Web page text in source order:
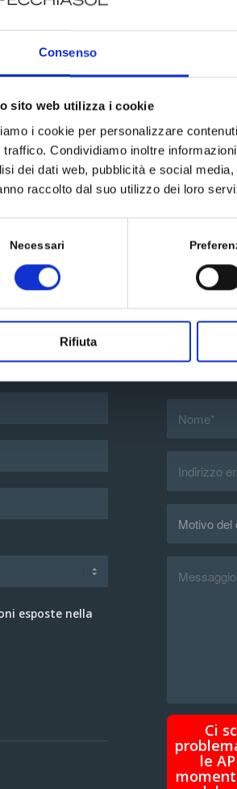
Consenso
sito web utilizza i cookie
i cookie per personalizzare
traffico. Condividiamo inoltre
dei dati web, pubblicità e social
raccolto dal suo utilizzo dei loro
Necessari
Rifiuta
esposte nella
Scrivici
Ci
le